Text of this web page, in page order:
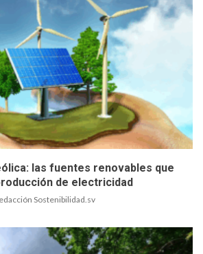
las fuentes renovables que
de electricidad
Sostenibilidad.sv